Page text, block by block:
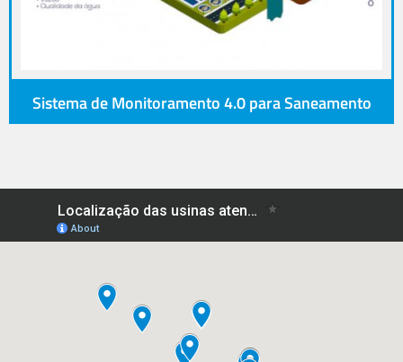
Sistema de Monitoramento 4.0 para Saneamento